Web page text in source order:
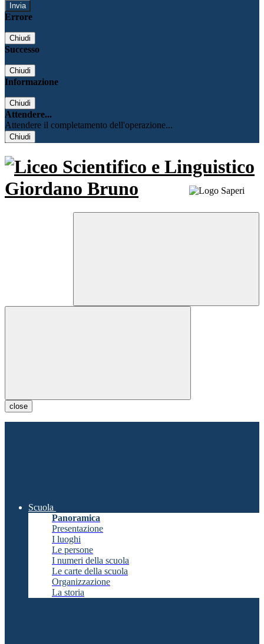
Errore
Chiudi
Successo
Chiudi
Informazione
Chiudi
Attendere...
Attendere il completamento dell'operazione...
Chiudi
close
Scuola
Panoramica
Presentazione
I luoghi
Le persone
I numeri della scuola
Le carte della scuola
Organizzazione
La storia